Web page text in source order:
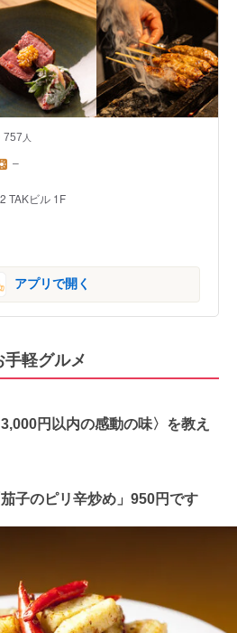
757 人
–
TAKビル 1F
アプリで開く
軽グルメ
円以内の感動の味〉を教え
子のピリ辛炒め」950円です